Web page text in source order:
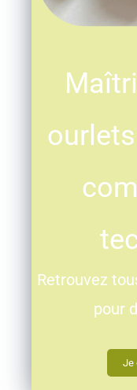
Retrouvez
pour
Je